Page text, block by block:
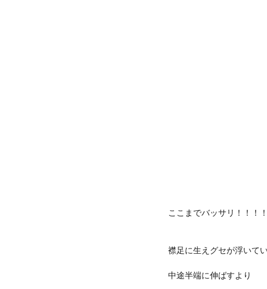
ここまでバッサリ！！！
襟足に生えグセが浮いてい
中途半端に伸ばすより